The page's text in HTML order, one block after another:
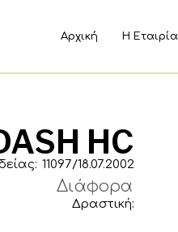
Αρχική Η Εταιρία
HC
11097/18.07.2002
Διάφορα
Δραστική: